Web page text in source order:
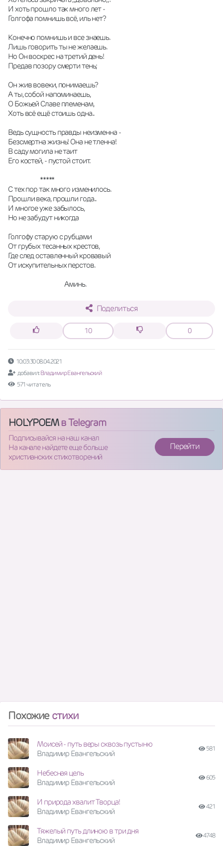
И хоть прошло так много лет -
Голгофа помнишь всё, иль нет?
Конечно помнишь и все знаешь.
Лишь говорить ты не желаешь.
Но Он воскрес на третий день!
Предав позору смерти тень;
Он жив вовеки, понимаешь?
А ты, собой напоминаешь,
О Божьей Славе племенам,
Хоть всё ещё стоишь одна..
Ведь сущность правды неизменна -
Безсмертна жизнь! Она не тленна!
В саду могила не таит
Его костей, - пустой стоит.
                      *****
С тех пор так много изменилось.
Прошли века, прошли года..
И многое уже забылось,
Но не забудут никогда
Голгофу старую с рубцами
От грубых тесанных крестов,
Где след оставленный кровавый
От искупительных перстов.
                                       Аминь.
Поделиться
10 0
10:03:30 08.04.2021
добавил: Владимир Евангельский
571 читатель
HOLYPOEMв Telegram
Подписывайся на наш канал
На канале найдете еще больше
христианских стихотворений
Перейти
Похожие стихи
Моисей - путь веры сквозь пустыню
Владимир Евангельский
581
Небесная цель
Владимир Евангельский
605
И природа хвалит Творца!
Владимир Евангельский
421
Тяжелый путь длиною в три дня
Владимир Евангельский
4748